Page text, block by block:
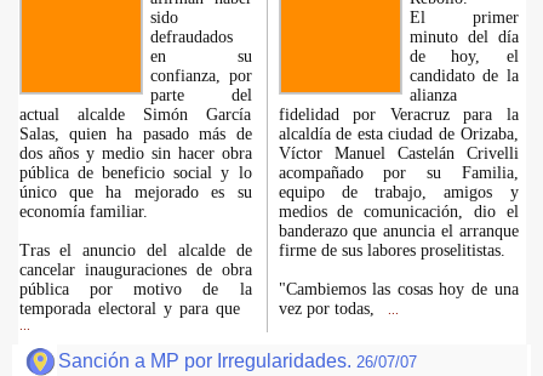
sido
defraudados
en su
confianza, por
parte del
actual alcalde Simón García
Salas, quien ha pasado más de
dos años y medio sin hacer obra
pública de beneficio social y lo
único que ha mejorado es su
economía familiar.
Tras el anuncio del alcalde de
cancelar inauguraciones de obra
pública por motivo de la
temporada electoral y para que
El primer
minuto del día
de hoy, el
candidato de la
alianza
fidelidad por Veracruz para la
alcaldía de esta ciudad de Orizaba,
Víctor Manuel Castelán Crivelli
acompañado por su Familia,
equipo de trabajo, amigos y
medios de comunicación, dio el
banderazo que anuncia el arranque
firme de sus labores proselitistas.
"Cambiemos las cosas hoy de una
vez por todas,
Sanción a MP por Irregularidades. 26/07/07